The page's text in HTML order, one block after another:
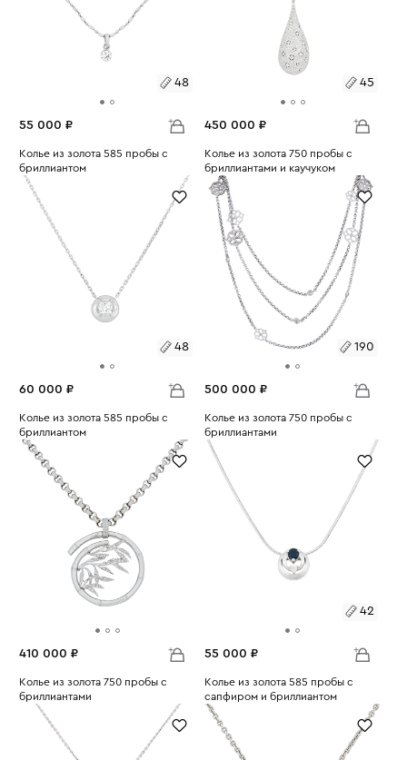
48
55 000 ₽
Размеры:
Колье из золота 585 пробы с
бриллиантом
Вес:
45
450 000 ₽
Размеры:
45
Колье из золота 750 пробы с
бриллиантами и каучуком
Вес:
48
60 000 ₽
Размеры:
48
Колье из золота 585 пробы с
бриллиантом
Вес:
190
500 000 ₽
Размеры:
Колье из золота 750 пробы с
бриллиантами
Вес:
410 000 ₽
Колье из золота 750 пробы с
бриллиантами
Вес:
42
55 000 ₽
Размеры:
Колье из золота 585 пробы с
сапфиром и бриллиантом
Вес: